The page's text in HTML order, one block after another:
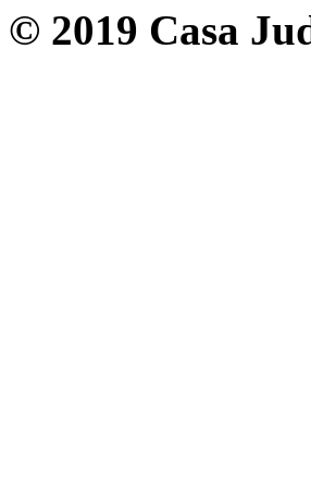
© 2019 Casa